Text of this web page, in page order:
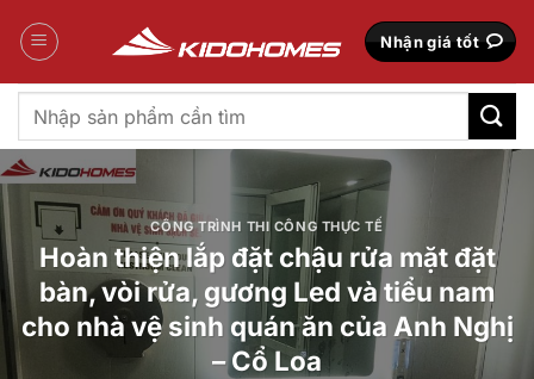
qua
Nhận giá tốt
Tìm
kiếm:
CÔNG TRÌNH THI CÔNG THỰC TẾ
Hoàn thiện lắp đặt chậu rửa mặt đặt
bàn, vòi rửa, gương Led và tiểu nam
cho nhà vệ sinh quán ăn của Anh Nghị
– Cổ Loa